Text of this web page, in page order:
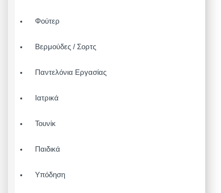
Φούτερ
Βερμούδες / Σορτς
Παντελόνια Εργασίας
Ιατρικά
Τουνίκ
Παιδικά
Υπόδηση